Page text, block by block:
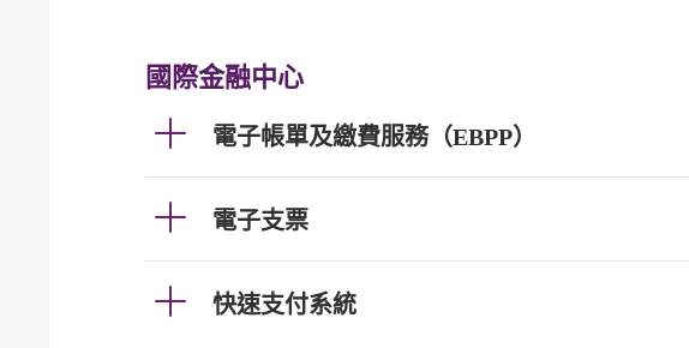
國際金融中心
電子帳單及繳費服務（EBPP）
電子支票
快速支付系統